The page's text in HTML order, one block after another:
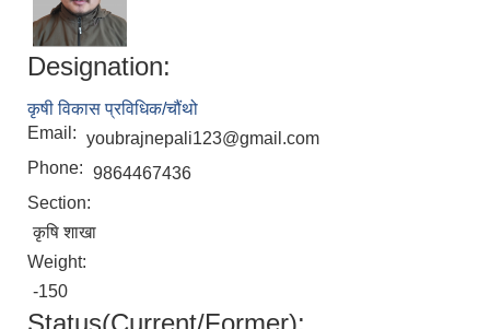
Designation:
कृषी विकास प्रविधिक/चौंथो
Email: youbrajnepali123@gmail.com
Phone: 9864467436
Section:
कृषि शाखा
Weight:
-150